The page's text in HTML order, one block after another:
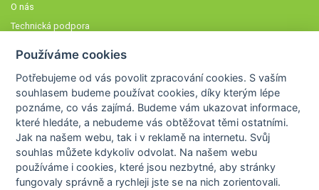
O nás
Technická podpora
Členové STOBklubu
Zásady nakládání s osobními údaji
Otestujte se
Spočítejte si
Výzva 52
Používáme cookies
Potřebujeme od vás povolit zpracování cookies. S vaším
souhlasem budeme používat cookies, díky kterým lépe
poznáme,co vás zajímá. Budeme vám ukazovat informace,
které hledáte, a nebudeme vás obtěžovat těmi ostatními.
Jak na našem webu, tak i v reklamě na internetu. Svůj
souhlas můžete kdykoliv odvolat. Na našem webu
používáme i cookies, které jsou nezbytné, aby stránky
fungovaly správně a rychleji jste se na nich zorientovali.